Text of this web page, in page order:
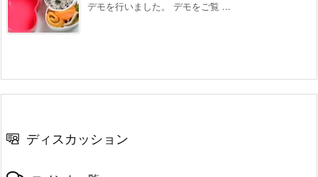
デモを行いました。 デモをご覧 ...
ディスカッション